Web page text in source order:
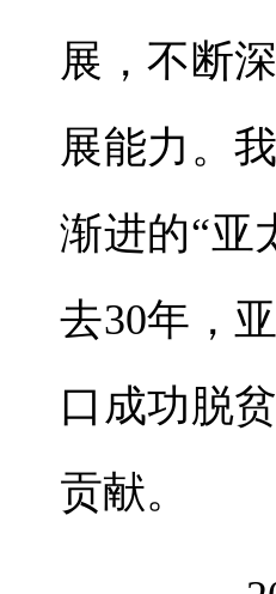
展，不断
展能力。
渐进的“亚
去30年，
口成功脱
贡献。